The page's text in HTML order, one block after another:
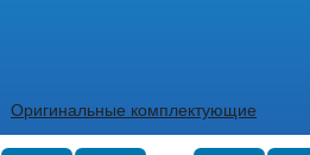
Оригинальные комплектующие